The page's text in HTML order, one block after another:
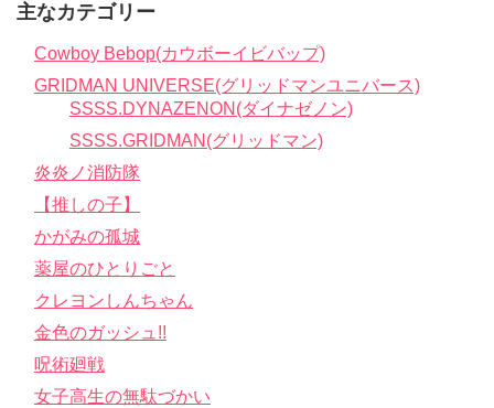
主なカテゴリー
Cowboy Bebop(カウボーイビバップ)
GRIDMAN UNIVERSE(グリッドマンユニバース)
SSSS.DYNAZENON(ダイナゼノン)
SSSS.GRIDMAN(グリッドマン)
炎炎ノ消防隊
【推しの子】
かがみの孤城
薬屋のひとりごと
クレヨンしんちゃん
金色のガッシュ!!
呪術廻戦
女子高生の無駄づかい